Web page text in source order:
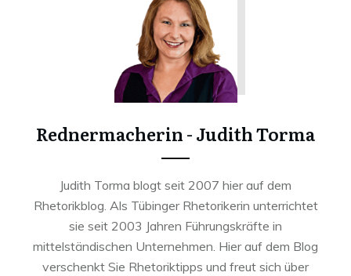
Rednermacherin - Judith Torma
Judith Torma blogt seit 2007 hier auf dem
Rhetorikblog. Als Tübinger Rhetorikerin unterrichtet
sie seit 2003 Jahren Führungskräfte in
mittelständischen Unternehmen. Hier auf dem Blog
verschenkt Sie Rhetoriktipps und freut sich über